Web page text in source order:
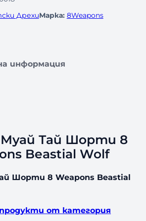
ДрехиМарка: 8Weapons
информация
Тай Шорти 8
Beastial Wolf
Шорти 8 Weapons Beastial
от категория